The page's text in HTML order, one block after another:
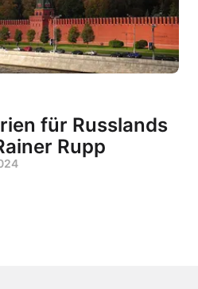
für Russlands
Rupp